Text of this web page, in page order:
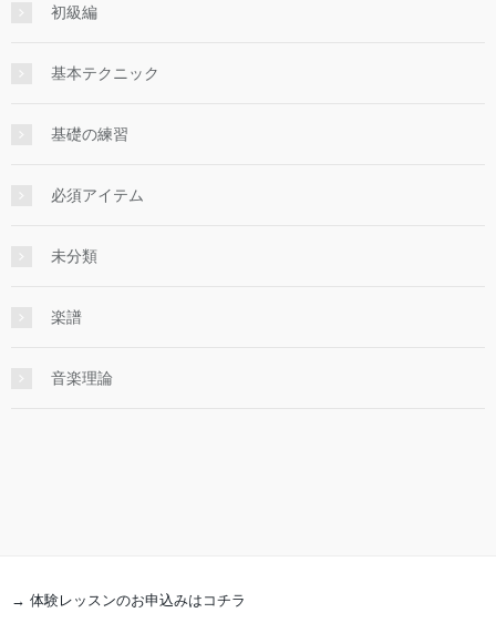
初級編
基本テクニック
基礎の練習
必須アイテム
未分類
楽譜
音楽理論
→ 体験レッスンのお申込みはコチラ